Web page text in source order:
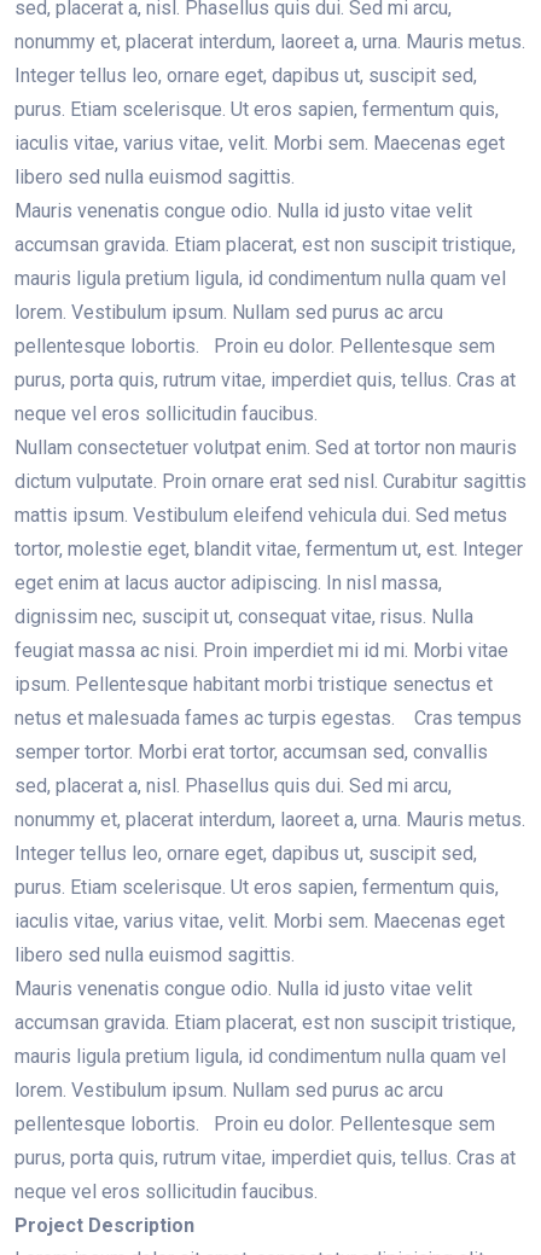
sed, placerat a, nisl. Phasellus quis dui. Sed mi arcu,
nonummy et, placerat interdum, laoreet a, urna. Mauris metus.
Integer tellus leo, ornare eget, dapibus ut, suscipit sed,
purus. Etiam scelerisque. Ut eros sapien, fermentum quis,
iaculis vitae, varius vitae, velit. Morbi sem. Maecenas eget
libero sed nulla euismod sagittis.
Mauris venenatis congue odio. Nulla id justo vitae velit
accumsan gravida. Etiam placerat, est non suscipit tristique,
mauris ligula pretium ligula, id condimentum nulla quam vel
lorem. Vestibulum ipsum. Nullam sed purus ac arcu
pellentesque lobortis. Proin eu dolor. Pellentesque sem
purus, porta quis, rutrum vitae, imperdiet quis, tellus. Cras at
neque vel eros sollicitudin faucibus.
Nullam consectetuer volutpat enim. Sed at tortor non mauris
dictum vulputate. Proin ornare erat sed nisl. Curabitur sagittis
mattis ipsum. Vestibulum eleifend vehicula dui. Sed metus
tortor, molestie eget, blandit vitae, fermentum ut, est. Integer
eget enim at lacus auctor adipiscing. In nisl massa,
dignissim nec, suscipit ut, consequat vitae, risus. Nulla
feugiat massa ac nisi. Proin imperdiet mi id mi. Morbi vitae
ipsum. Pellentesque habitant morbi tristique senectus et
netus et malesuada fames ac turpis egestas. Cras tempus
semper tortor. Morbi erat tortor, accumsan sed, convallis
sed, placerat a, nisl. Phasellus quis dui. Sed mi arcu,
nonummy et, placerat interdum, laoreet a, urna. Mauris metus.
Integer tellus leo, ornare eget, dapibus ut, suscipit sed,
purus. Etiam scelerisque. Ut eros sapien, fermentum quis,
iaculis vitae, varius vitae, velit. Morbi sem. Maecenas eget
libero sed nulla euismod sagittis.
Mauris venenatis congue odio. Nulla id justo vitae velit
accumsan gravida. Etiam placerat, est non suscipit tristique,
mauris ligula pretium ligula, id condimentum nulla quam vel
lorem. Vestibulum ipsum. Nullam sed purus ac arcu
pellentesque lobortis. Proin eu dolor. Pellentesque sem
purus, porta quis, rutrum vitae, imperdiet quis, tellus. Cras at
neque vel eros sollicitudin faucibus.
Project Description